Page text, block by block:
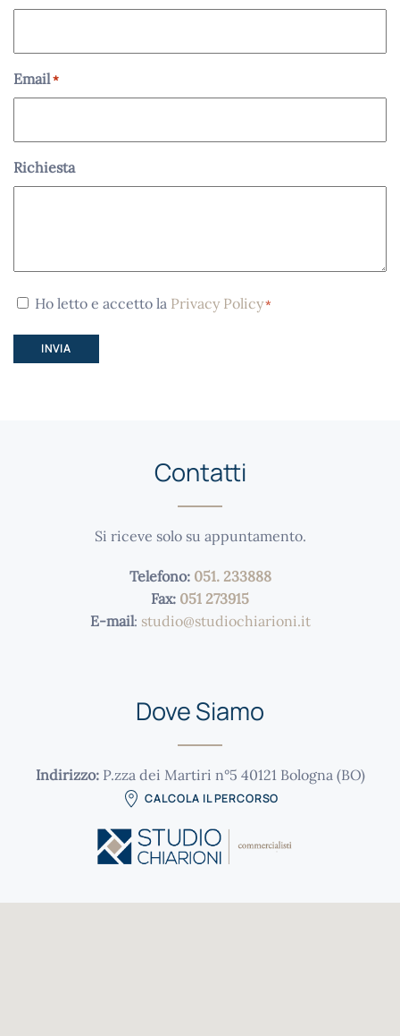
Email*
Richiesta
Consenso
Ho letto e accetto la Privacy Policy*
Contatti
Si riceve solo su appuntamento.
Telefono: 051. 233888
Fax: 051 273915
E-mail: studio@studiochiarioni.it
Dove Siamo
Indirizzo:P.zza dei Martiri n°5 40121 Bologna (BO)
CALCOLA IL PERCORSO